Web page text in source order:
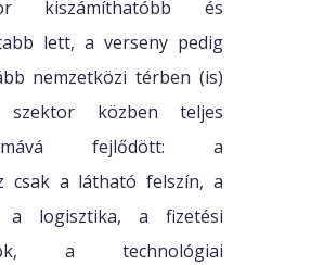
kiszámíthatóbb és
lett, a verseny pedig
nemzetközi térben (is)
közben teljes
fejlődött: a
csak a látható felszín, a
a logisztika, a fizetési
a technológiai